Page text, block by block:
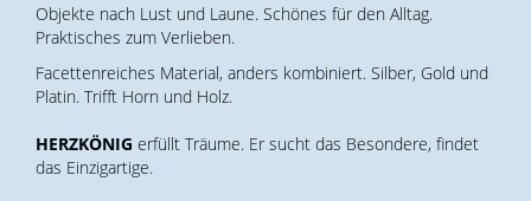
Objekte nach Lust und Laune. Schönes für den Alltag.
Praktisches zum Verlieben.
Facettenreiches Material, anders kombiniert. Silber, Gold und
Platin. Trifft Horn und Holz.
HERZKÖNIG erfüllt Träume. Er sucht das Besondere, findet
das Einzigartige.